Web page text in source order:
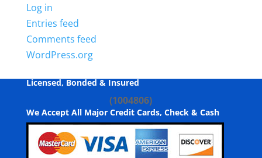
Log in
Entries feed
Comments feed
WordPress.org
Licensed, Bonded & Insured
(1004806)
We Accept All Major Credit Cards, Check & Cash